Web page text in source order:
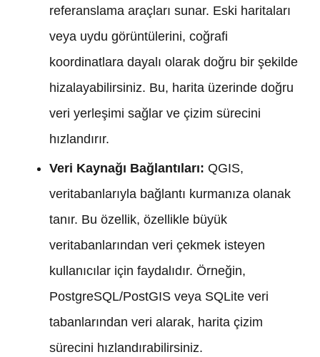
referanslama araçları sunar. Eski haritaları
veya uydu görüntülerini, coğrafi
koordinatlara dayalı olarak doğru bir şekilde
hizalayabilirsiniz. Bu, harita üzerinde doğru
veri yerleşimi sağlar ve çizim sürecini
hızlandırır.
Veri Kaynağı Bağlantıları: QGIS,
veritabanlarıyla bağlantı kurmanıza olanak
tanır. Bu özellik, özellikle büyük
veritabanlarından veri çekmek isteyen
kullanıcılar için faydalıdır. Örneğin,
PostgreSQL/PostGIS veya SQLite veri
tabanlarından veri alarak, harita çizim
sürecini hızlandırabilirsiniz.